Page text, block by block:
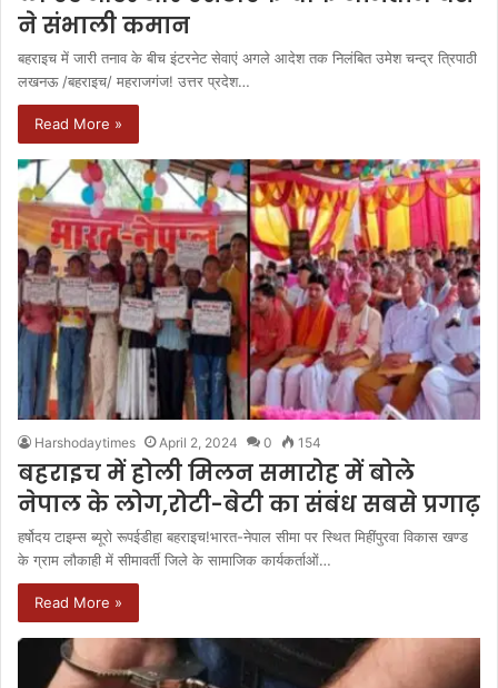
ने संभाली कमान
बहराइच में जारी तनाव के बीच इंटरनेट सेवाएं अगले आदेश तक निलंबित उमेश चन्द्र त्रिपाठी
लखनऊ /बहराइच/ महराजगंज! उत्तर प्रदेश…
Read More »
Harshodaytimes April 2, 2024 0 154
बहराइच में होली मिलन समारोह में बोले
नेपाल के लोग,रोटी-बेटी का संबंध सबसे प्रगाढ़
हर्षोदय टाइम्स ब्यूरो रूपईडीहा बहराइच!भारत-नेपाल सीमा पर स्थित मिहींपुरवा विकास खण्ड
के ग्राम लौकाही में सीमावर्ती जिले के सामाजिक कार्यकर्ताओं…
Read More »